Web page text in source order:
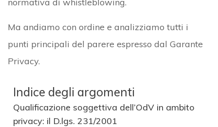
Ma andiamo con ordine e analizziamo tutti i
punti principali del parere espresso dal Garante
Privacy.
Indice degli argomenti
Qualificazione soggettiva dell’OdV in ambito
privacy: il D.lgs. 231/2001